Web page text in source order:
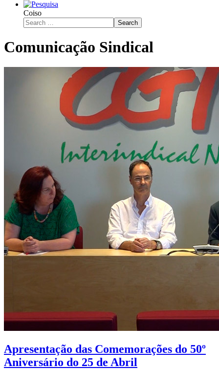
Coiso
Search
Comunicação Sindical
Apresentação das Comemorações do 50º
Aniversário do 25 de Abril